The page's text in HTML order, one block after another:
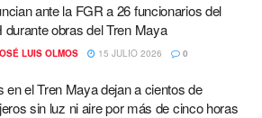
ante la FGR a 26 funcionarios del
durante obras del Tren Maya
LUIS OLMOS 15 JULIO 2026 0
en el Tren Maya dejan a cientos de
sin luz ni aire por más de cinco horas